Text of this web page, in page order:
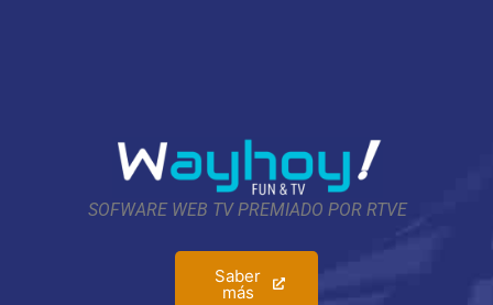
SOFWARE WEB TV PREMIADO POR RTVE
Saber
más